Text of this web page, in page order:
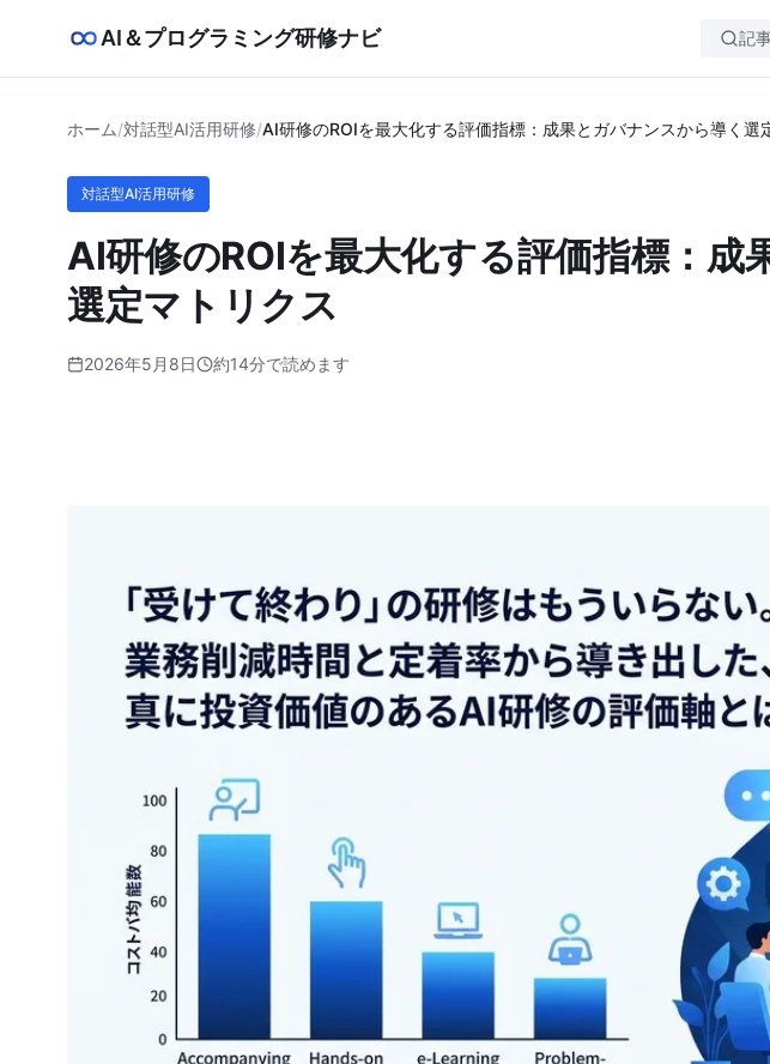
AI＆プログラミング研修ナビ
ホーム/対話型AI活用研修/AI研修のROIを最大化する評価指標：成果とガバナンスから導く選
対話型AI活用研修
AI研修のROIを最大化する評価指標：成
選定マトリクス
2026年5月8日 約14分で読めます